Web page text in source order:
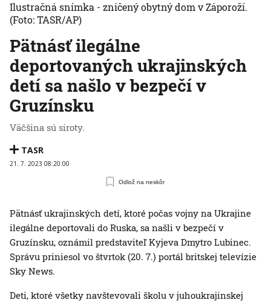
Pätnásť ilegálne
deportovaných ukrajinských
detí sa našlo v bezpečí v
Gruzínsku
Väčšina sú siroty.
TASR
21. 7. 2023 08:20:00
Odlož na neskôr
Ilustračná snímka - zničený obytný dom v Záporoží.
(Foto: TASR/AP)
Pätnásť ukrajinských detí, ktoré počas vojny na Ukrajine
ilegálne deportovali do Ruska, sa našli v bezpečí v
Gruzínsku, oznámil predstaviteľ Kyjeva Dmytro Lubinec.
Správu priniesol vo štvrtok (20. 7.) portál britskej televízie
Sky News.
Deti, ktoré všetky navštevovali školu v juhoukrajinskej